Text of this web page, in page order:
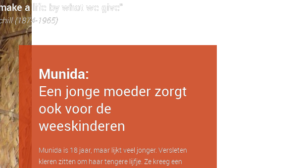
a life by what we give"
(1874-1965)
Munida:
Een jonge moeder zorgt
ook voor de
weeskinderen
Munida is 18 jaar, maar lijkt veel jonger. Versleten
kleren zitten om haar tengere lijfje. Ze kreeg een